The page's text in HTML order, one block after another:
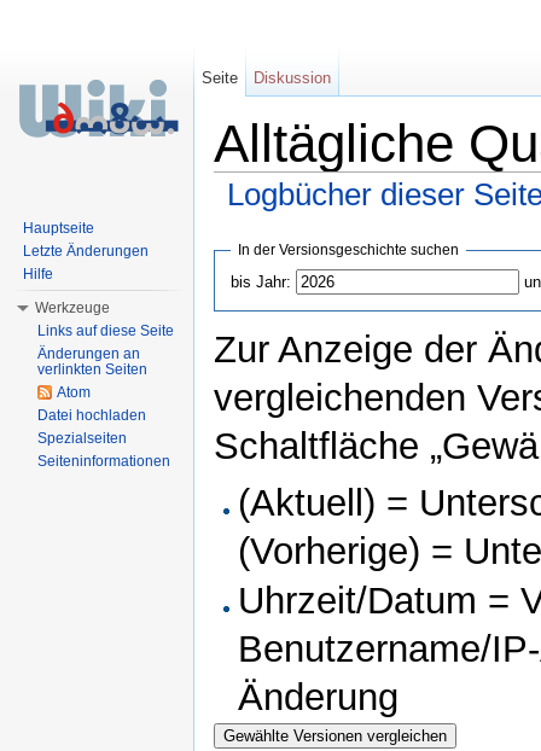
Alltägliche
Logbücher dieser
In der Versionsgeschichte suchen
bis Jahr:
Zur Anzeige der
vergleichenden
Schaltfläche
(Aktuell) =
(Vorherige) =
Uhrzeit/Datum =
Benutzername/
Änderung
Seite Diskussion
Hauptseite
Letzte Änderungen
Hilfe
Werkzeuge
Links auf diese Seite
Änderungen an
verlinkten Seiten
Atom
Datei hochladen
Spezialseiten
Seiteninformationen